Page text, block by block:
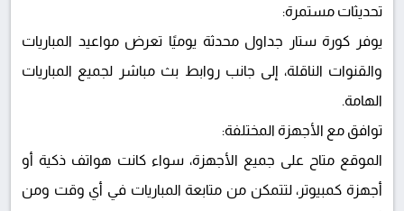
تحديثات مستمرة:
يوفر كورة ستار جداول محدثة يوميًا تعرض مواعيد المباريات
والقنوات الناقلة، إلى جانب روابط بث مباشر لجميع المباريات
الهامة.
توافق مع الأجهزة المختلفة:
الموقع متاح على جميع الأجهزة، سواء كانت هواتف ذكية أو
أجهزة كمبيوتر، لتتمكن من متابعة المباريات في أي وقت ومن